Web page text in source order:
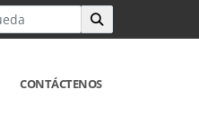
CONTÁCTENOS